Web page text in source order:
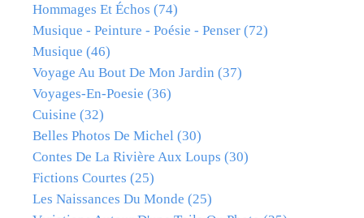
Hommages Et Échos (74)
Musique - Peinture - Poésie - Penser (72)
Musique (46)
Voyage Au Bout De Mon Jardin (37)
Voyages-En-Poesie (36)
Cuisine (32)
Belles Photos De Michel (30)
Contes De La Rivière Aux Loups (30)
Fictions Courtes (25)
Les Naissances Du Monde (25)